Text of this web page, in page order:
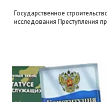
Государственное
исследования Преступления